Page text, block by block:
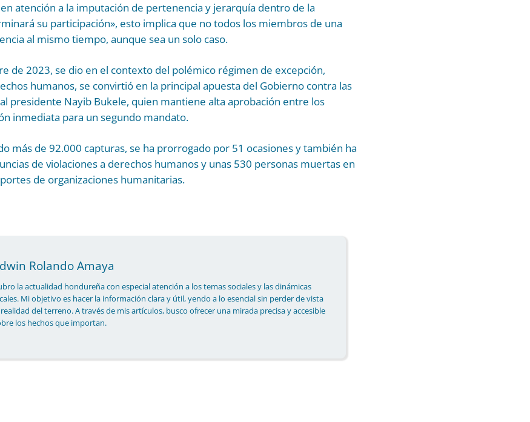
atención a la imputación de pertenencia y jerarquía dentro de la
su participación», esto implica que no todos los miembros de una
al mismo tiempo, aunque sea un solo caso.
de 2023, se dio en el contexto del polémico régimen de excepción,
humanos, se convirtió en la principal apuesta del Gobierno contra las
presidente Nayib Bukele, quien mantiene alta aprobación entre los
inmediata para un segundo mandato.
más de 92.000 capturas, se ha prorrogado por 51 ocasiones y también ha
de violaciones a derechos humanos y unas 530 personas muertas en
de organizaciones humanitarias.
Rolando Amaya
la actualidad hondureña con especial atención a los temas sociales y las dinámicas
Mi objetivo es hacer la información clara y útil, yendo a lo esencial sin perder de vista
del terreno. A través de mis artículos, busco ofrecer una mirada precisa y accesible
los hechos que importan.